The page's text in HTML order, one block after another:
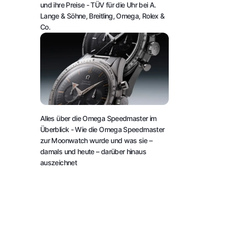
und ihre Preise - TÜV für die Uhr bei A.
Lange & Söhne, Breitling, Omega, Rolex &
Co.
Alles über die Omega Speedmaster im
Überblick - Wie die Omega Speedmaster
zur Moonwatch wurde und was sie –
damals und heute – darüber hinaus
auszeichnet